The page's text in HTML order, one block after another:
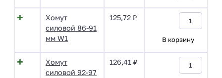
Хомут
силовой 86-91
мм W1
125,72 ₽
В корзину
Хомут
силовой 92-97
126,41 ₽